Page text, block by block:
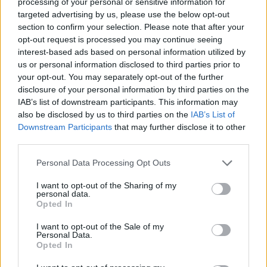
targeted advertising by us, please use the below opt-out
section to confirm your selection. Please note that after your
opt-out request is processed you may continue seeing
interest-based ads based on personal information utilized by
us or personal information disclosed to third parties prior to
your opt-out. You may separately opt-out of the further
disclosure of your personal information by third parties on the
IAB’s list of downstream participants. This information may
also be disclosed by us to third parties on the IAB’s List of
Downstream Participants that may further disclose it to other
Personal Data Processing Opt Outs
I want to opt-out of the Sharing of my
personal data.
Opted In
I want to opt-out of the Sale of my
Personal Data.
Opted In
av ljusbollar eller gröna växter som syns genom det frostade
glaset.
Att tänka på när du ska dela av rum med
vägg